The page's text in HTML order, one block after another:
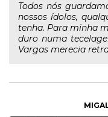
Todos nós
nossos ídolos,
tenha. Para minha
duro numa
Vargas merecia